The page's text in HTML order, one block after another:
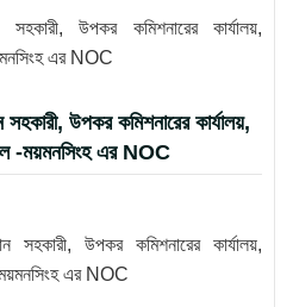
উপকর কমিশনারের কার্যালয়,
এর NOC
সহকারী, উপকর কমিশনারের কার্যালয়,
-ময়মনসিংহ এর NOC
সহকারী, উপকর কমিশনারের কার্যালয়,
এর NOC